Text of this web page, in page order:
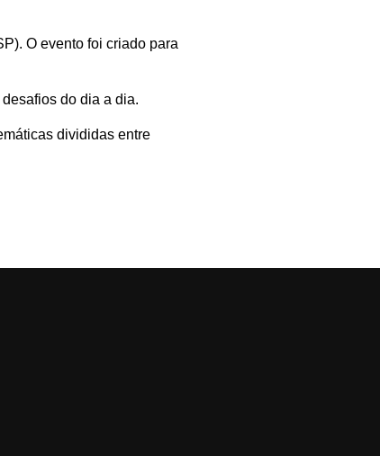
O evento foi criado para
do dia a dia.
divididas entre